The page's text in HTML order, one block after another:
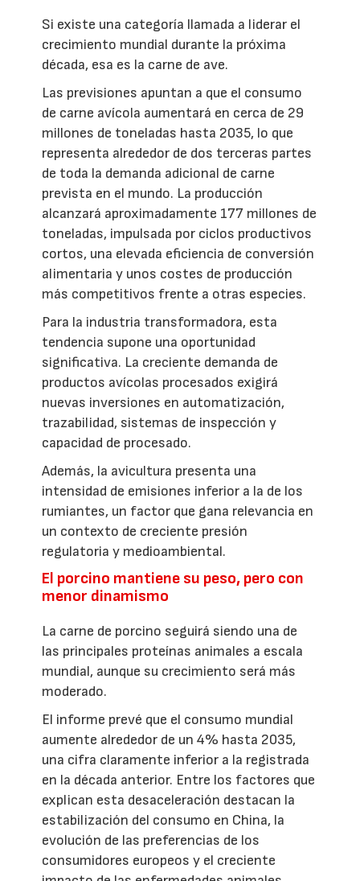
Si existe una categoría llamada a liderar el
crecimiento mundial durante la próxima
década, esa es la carne de ave.
Las previsiones apuntan a que el consumo
de carne avícola aumentará en cerca de 29
millones de toneladas hasta 2035, lo que
representa alrededor de dos terceras partes
de toda la demanda adicional de carne
prevista en el mundo. La producción
alcanzará aproximadamente 177 millones de
toneladas, impulsada por ciclos productivos
cortos, una elevada eficiencia de conversión
alimentaria y unos costes de producción
más competitivos frente a otras especies.
Para la industria transformadora, esta
tendencia supone una oportunidad
significativa. La creciente demanda de
productos avícolas procesados exigirá
nuevas inversiones en automatización,
trazabilidad, sistemas de inspección y
capacidad de procesado.
Además, la avicultura presenta una
intensidad de emisiones inferior a la de los
rumiantes, un factor que gana relevancia en
un contexto de creciente presión
regulatoria y medioambiental.
El porcino mantiene su peso, pero con
menor dinamismo
La carne de porcino seguirá siendo una de
las principales proteínas animales a escala
mundial, aunque su crecimiento será más
moderado.
El informe prevé que el consumo mundial
aumente alrededor de un 4% hasta 2035,
una cifra claramente inferior a la registrada
en la década anterior. Entre los factores que
explican esta desaceleración destacan la
estabilización del consumo en China, la
evolución de las preferencias de los
consumidores europeos y el creciente